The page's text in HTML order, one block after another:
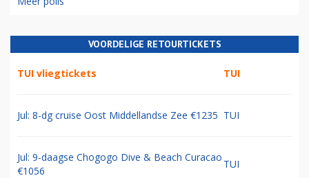
VOORDELIGE RETOURTICKETS
TUI vliegtickets TUI
Jul: 8-dg cruise Oost Middellandse Zee €1235 TUI
Jul: 9-daagse Chogogo Dive & Beach Curacao
€1056
TUI